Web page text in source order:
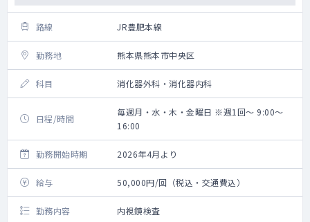
路線 JR豊肥本線
勤務地 熊本県熊本市中央区
科目 消化器外科・消化器内科
日程/時間
毎週月・水・木・金曜日 ※週1回～ 9:00～
16:00
勤務開始時期 2026年4月より
給与 50,000円/回（税込・交通費込）
勤務内容 内視鏡検査